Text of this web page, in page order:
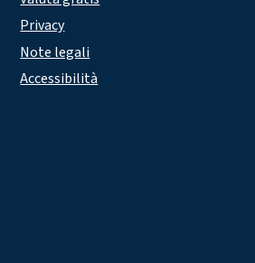
Privacy
Note legali
Accessibilità